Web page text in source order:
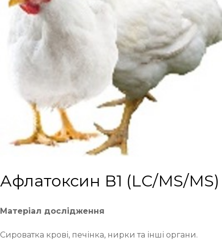
Афлатоксин В1 (LC/MS/MS)
Матеріал дослідження
Сироватка крові, печінка, нирки та інші органи.